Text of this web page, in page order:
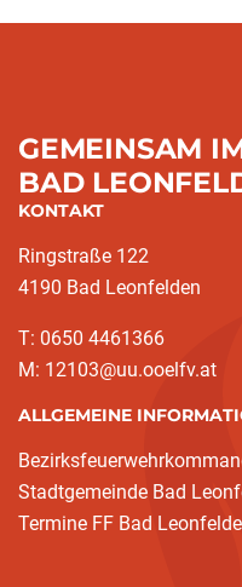
GEMEINSAM
BAD
KONTAKT
Ringstraße 122
4190 Bad Leonfelden
T: 0650 4461366
M: 12103@uu.ooelfv.at
ALLGEMEINE
Stadtgemeinde Bad
Termine FF Bad